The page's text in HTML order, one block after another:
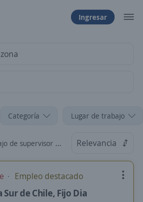
Ingresar
Categoría Lugar de trabajo
de zona en Chile Relevancia
Empleo destacado
de Chile, Fijo Dia